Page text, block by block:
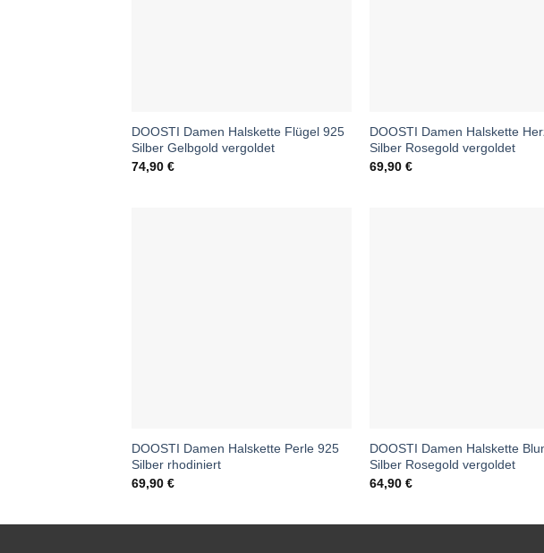
DOOSTI Damen Halskette Flügel 925
Silber Gelbgold vergoldet
74,90 €
DOOSTI Damen Halskette
Silber Rosegold vergoldet
69,90€
DOOSTI Damen Halskette Perle 925
Silber rhodiniert
69,90 €
DOOSTI Damen Halskette
Silber Rosegold vergoldet
64,90€